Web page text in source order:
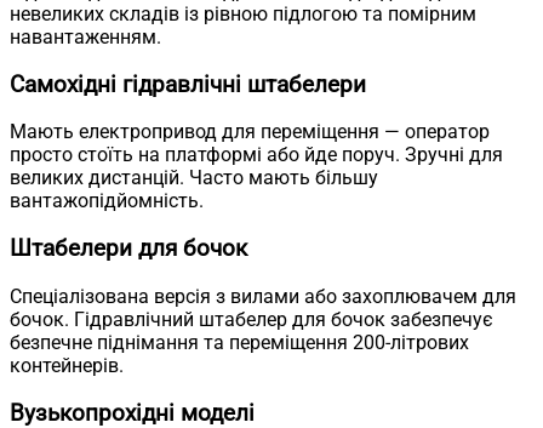
невеликих складів із рівною підлогою та помірним
навантаженням.
Самохідні гідравлічні штабелери
Мають електропривод для переміщення — оператор
просто стоїть на платформі або йде поруч. Зручні для
великих дистанцій. Часто мають більшу
вантажопідйомність.
Штабелери для бочок
Спеціалізована версія з вилами або захоплювачем для
бочок. Гідравлічний штабелер для бочок забезпечує
безпечне піднімання та переміщення 200-літрових
контейнерів.
Вузькопрохідні моделі